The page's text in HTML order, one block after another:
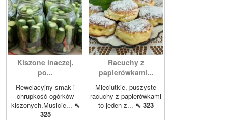
Kiszone inaczej,
po...
Rewelacyjny smak i
chrupkość ogórków
kiszonych.Musicie... ⇖
325
Racuchy z
papierówkami...
Mięciutkie, puszyste
racuchy z papierówkami
to jeden z... ⇖ 323